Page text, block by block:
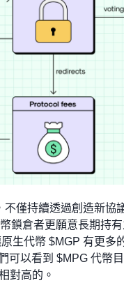
不僅持續透過創造新協
鎖倉者更願意長期持
生代幣 $MGP 有更多
可以看到 $MPG 代幣
對高的。